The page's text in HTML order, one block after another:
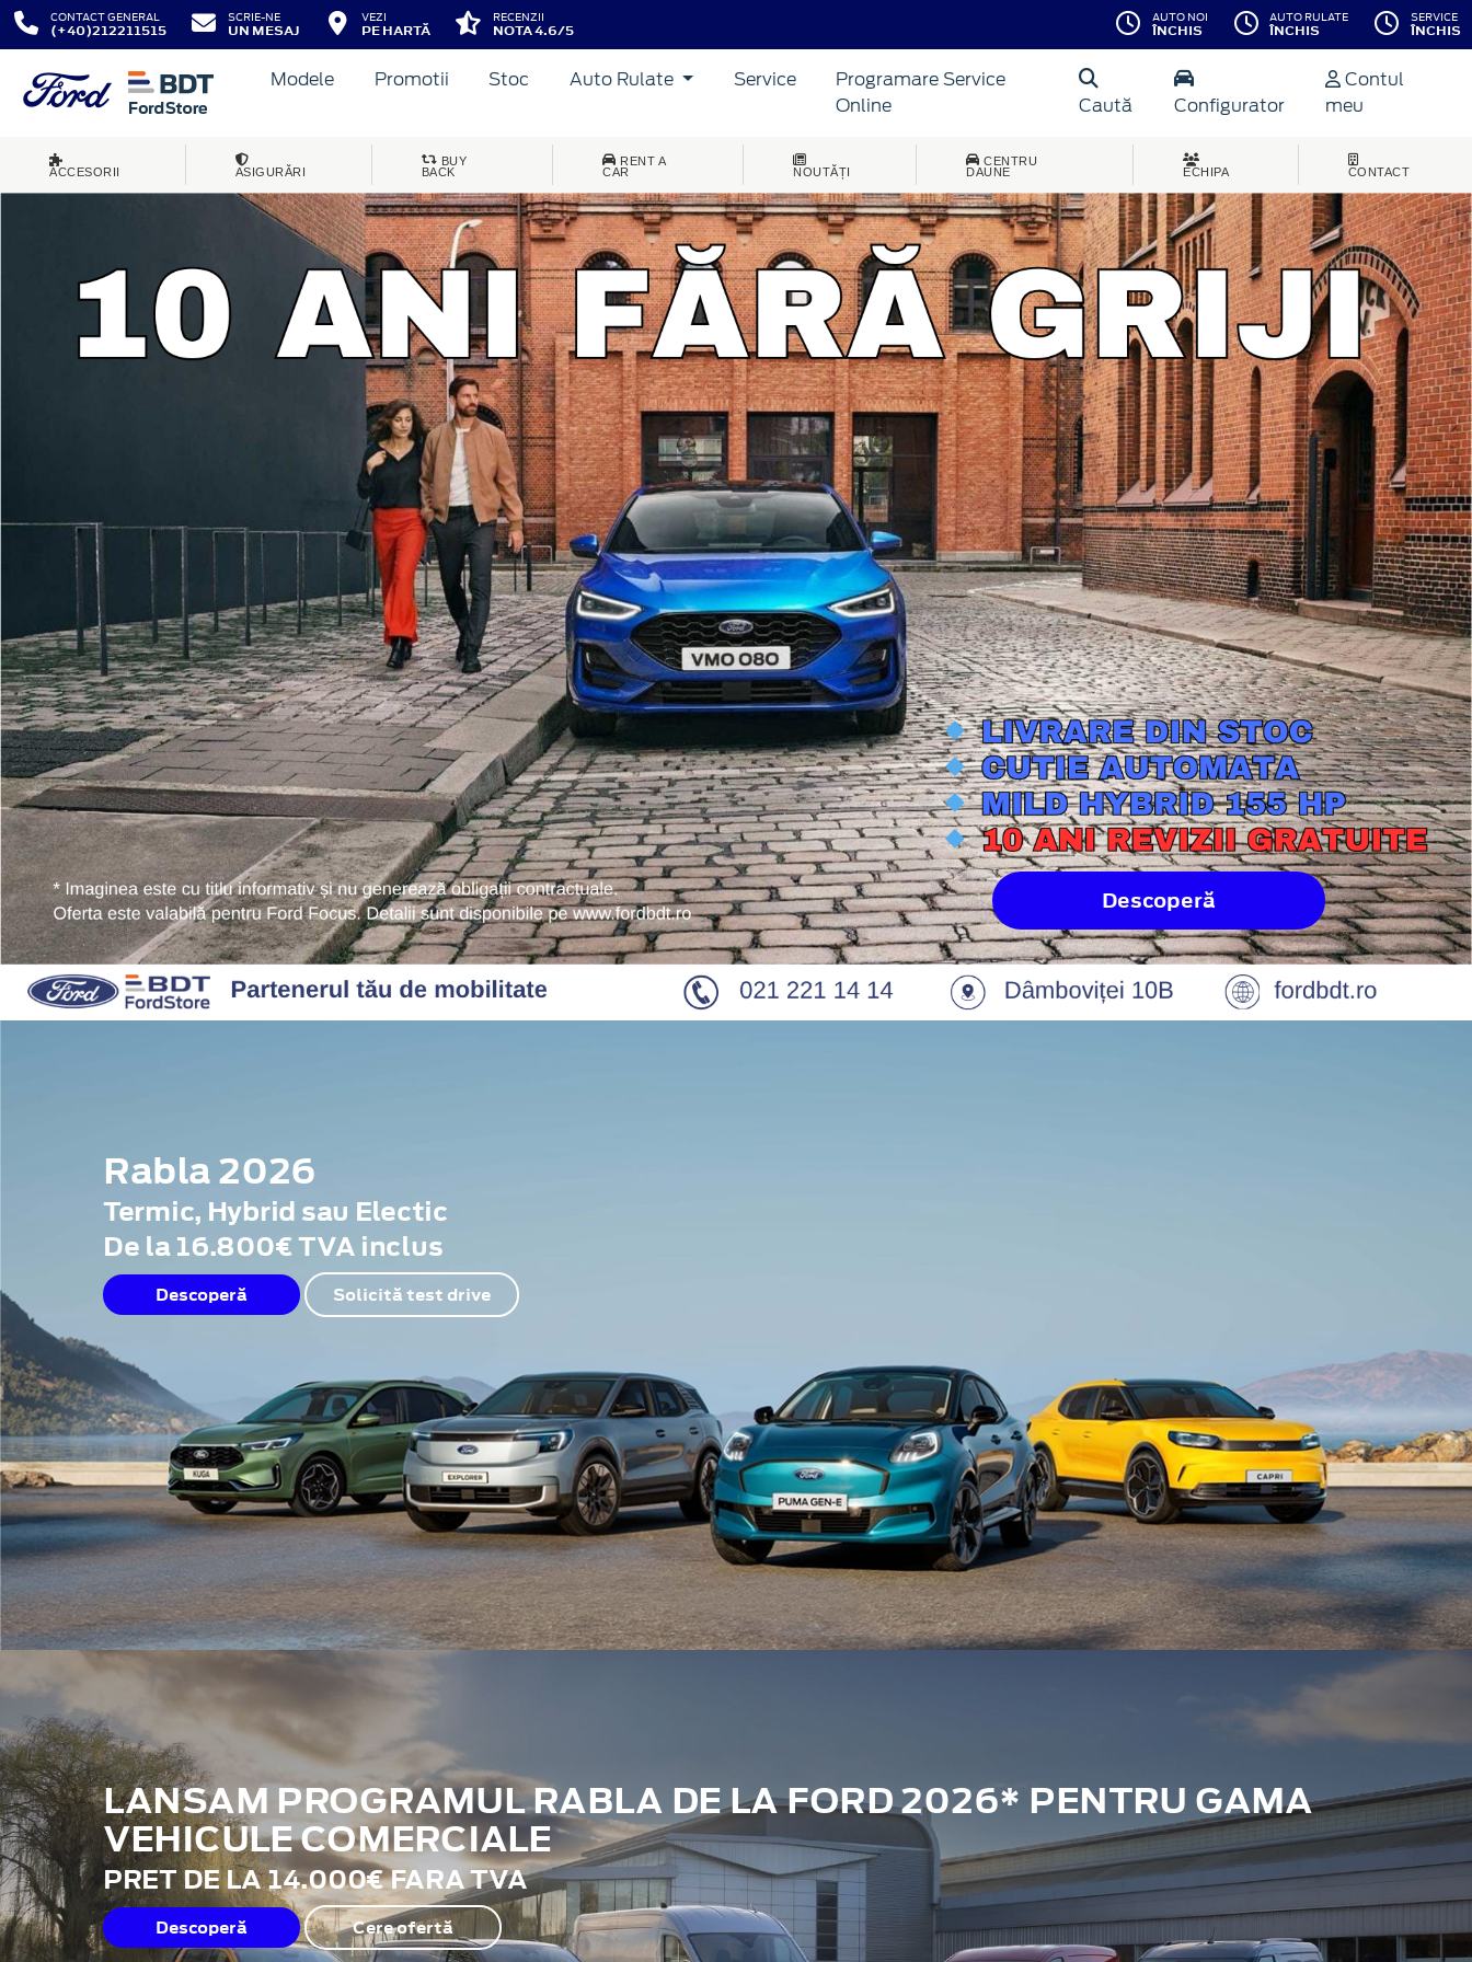
CONTACT GENERAL
(+40)212211515
SCRIE-NE
UN MESAJ
VEZI
PE HARTĂ
RECENZII
NOTA 4.6/5
AUTO NOI
ÎNCHIS
AUTO RULATE
ÎNCHIS
SERVICE
ÎNCHIS
Modele Promotii Stoc Auto Rulate Service
Programare Service
Online
Caută Configurator
Contul
meu
ACCESORII ASIGURĂRI
BUY
BACK
RENT A
CAR
NOUTĂȚI
CENTRU
DAUNE
ECHIPA CONTACT
Descoperă
Rabla 2026
Termic, Hybrid sau Electic
De la 16.800€ TVA inclus
Descoperă Solicită test drive
LANSAM PROGRAMUL RABLA DE LA FORD 2026* PENTRU GAMA
VEHICULE COMERCIALE
PRET DE LA 14.000€ FARA TVA
Descoperă Cere ofertă